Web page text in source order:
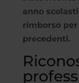
anno
rimborso
precedenti.